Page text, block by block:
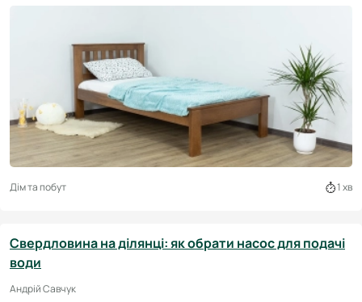
Дім та побут 1 хв
Свердловина на ділянці: як обрати насос для подачі
води
Андрій Савчук